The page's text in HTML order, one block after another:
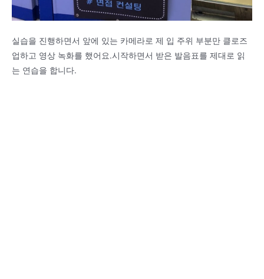
실습을 진행하면서 앞에 있는 카메라로 제 입 주위 부분만 클로즈
업하고 영상 녹화를 했어요.시작하면서 받은 발음표를 제대로 읽
는 연습을 합니다.